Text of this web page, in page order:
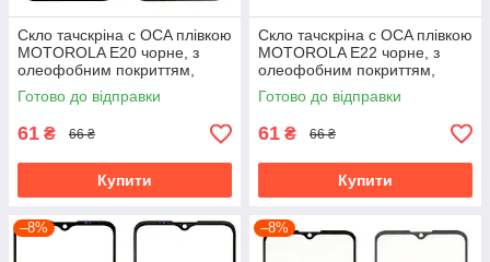
Скло тачскріна c OCA плівкою
MOTOROLA E20 чорне, з
олеофобним покриттям,
загартоване
Готово до відправки
61 ₴ 66 ₴
Купити
Скло тачскріна c OCA плівкою
MOTOROLA E22 чорне, з
олеофобним покриттям,
загартоване
Готово до відправки
61 ₴ 66 ₴
Купити
–8% –8%